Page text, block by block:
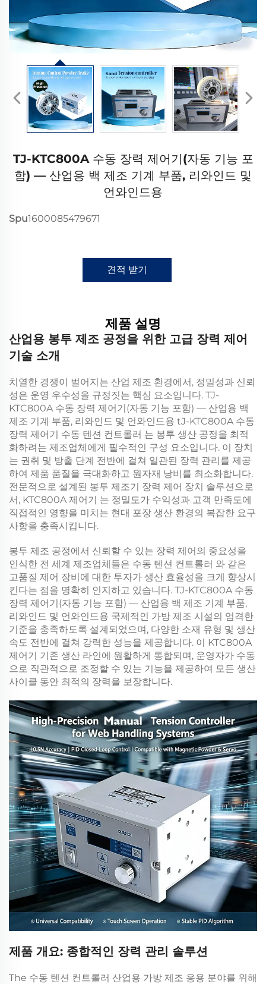
TJ-KTC800A 수동 장력 제어기(자동 기능 포
함) — 산업용 백 제조 기계 부품, 리와인드 및
언와인드용
Spu1600085479671
견적 받기
제품 설명
산업용 봉투 제조 공정을 위한 고급 장력 제어
기술 소개
치열한 경쟁이 벌어지는 산업 제조 환경에서, 정밀성과 신뢰
성은 운영 우수성을 규정짓는 핵심 요소입니다. TJ-
KTC800A 수동 장력 제어기(자동 기능 포함) — 산업용 백
제조 기계 부품, 리와인드 및 언와인드용 tJ-KTC800A 수동
장력 제어기 수동 텐션 컨트롤러 는 봉투 생산 공정을 최적
화하려는 제조업체에게 필수적인 구성 요소입니다. 이 장치
는 권취 및 방출 단계 전반에 걸쳐 일관된 장력 관리를 제공
하여 제품 품질을 극대화하고 원자재 낭비를 최소화합니다.
전문적으로 설계된 봉투 제조기 장력 제어 장치 솔루션으로
서, KTC800A 제어기 는 정밀도가 수익성과 고객 만족도에
직접적인 영향을 미치는 현대 포장 생산 환경의 복잡한 요구
사항을 충족시킵니다.
봉투 제조 공정에서 신뢰할 수 있는 장력 제어의 중요성을
인식한 전 세계 제조업체들은 수동 텐션 컨트롤러 와 같은
고품질 제어 장비에 대한 투자가 생산 효율성을 크게 향상시
킨다는 점을 명확히 인지하고 있습니다. TJ-KTC800A 수동
장력 제어기(자동 기능 포함) — 산업용 백 제조 기계 부품,
리와인드 및 언와인드용 국제적인 가방 제조 시설의 엄격한
기준을 충족하도록 설계되었으며, 다양한 소재 유형 및 생산
속도 전반에 걸쳐 강력한 성능을 제공합니다. 이 KTC800A
제어기 기존 생산 라인에 원활하게 통합되며, 운영자가 수동
으로 직관적으로 조정할 수 있는 기능을 제공하여 모든 생산
사이클 동안 최적의 장력을 보장합니다.
제품 개요: 종합적인 장력 관리 솔루션
The 수동 텐션 컨트롤러 산업용 가방 제조 응용 분야를 위해